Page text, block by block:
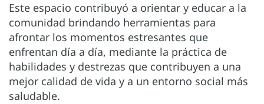
Este espacio contribuyó a orientar y educar a la
comunidad brindando herramientas para
afrontar los momentos estresantes que
enfrentan día a día, mediante la práctica de
habilidades y destrezas que contribuyen a una
mejor calidad de vida y a un entorno social más
saludable.